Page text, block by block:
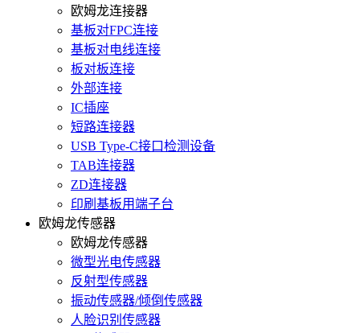
欧姆龙连接器
基板对FPC连接
基板对电线连接
板对板连接
外部连接
IC插座
短路连接器
USB Type-C接口检测设备
TAB连接器
ZD连接器
印刷基板用端子台
欧姆龙传感器
欧姆龙传感器
微型光电传感器
反射型传感器
振动传感器/倾倒传感器
人脸识别传感器